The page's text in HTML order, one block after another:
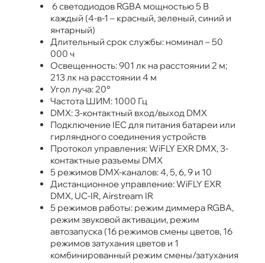
6 светодиодов RGBA мощностью 5 В
каждый (4-в-1 – красный, зеленый, синий и
янтарный)
Длительный срок службы: номинал – 50
000 ч
Освещенность: 901 лк на расстоянии 2 м;
213 лк на расстоянии 4 м
Угол луча: 20°
Частота ШИМ: 1000 Гц
DMX: 3-контактный вход/выход DMX
Подключение IEC для питания батареи или
гирляндного соединения устройств
Протокол управления: WiFLY EXR DMX, 3-
контактные разъемы DMX
5 режимов DMX-каналов: 4, 5, 6, 9 и 10
Дистанционное управление: WiFLY EXR
DMX, UC-IR, Airstream IR
5 режимов работы: режим диммера RGBA,
режим звуковой активации, режим
автозапуска (16 режимов смены цветов, 16
режимов затухания цветов и 1
комбинированный режим смены/затухания